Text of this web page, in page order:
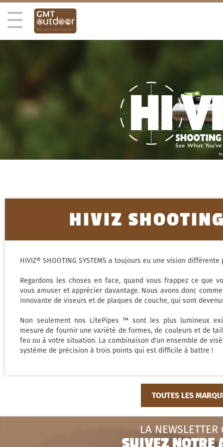
HIVIZ
HIVIZ® SHOOTING SYSTEMS a toujours eu une vision
Regardons les choses en face, quand vous frappez ce que
vous amuser et apprécier davantage. Nous avons donc
innovante de viseurs et de plaques de couche, qui sont
Non seulement nos LitePipes ™ sont les plus lumineux
mesure de fournir une variété de formes, de couleurs et de
feu ou à votre situation. La combinaison d'un ensemble de
système de précision à trois points qui est difficile à battre !
TOUTES LES
LA NEWSLETTER
SUIVEZ NOTRE